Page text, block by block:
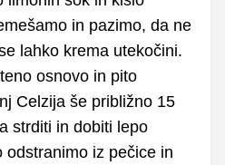
in pazimo, da ne
lahko krema utekočini.
osnovo in pito
Celzija še približno 15
strditi in dobiti lepo
odstranimo iz pečice in